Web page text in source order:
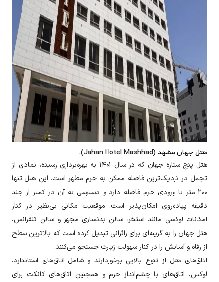
هتل جهان مشهد(Jahan Hotel Mashhad):
هتل پنج ستاره جهان که در سال ۱۴۰۱ به بهره‌برداری رسیده، نمادی از
تجمل در نزدیک‌ترین فاصله ممکن به حرم مطهر است. این هتل تنها
۲۰۰ متر با ورودی حرم فاصله دارد و دسترسی به آن در کمتر از چند
دقیقه پیاده‌روی امکان‌پذیر است. موقعیت مکانی بی‌نظیر در کنار
امکانات لوکسی مانند استخر، سالن بدنسازی مجهز و سالن کنفرانس،
هتل جهان را به گزینه‌ای برای زائرانی تبدیل کرده است که بالاترین سطح
از رفاه و آسایش را در کنار سهولت زیارت جستجو می‌کنند.
اتاق‌های هتل از تنوع بالایی برخوردارند و شامل اتاق‌های استاندارد،
لوکس، اتاق‌های با چشم‌انداز حرم و همچنین اتاق‌های کانکت برای